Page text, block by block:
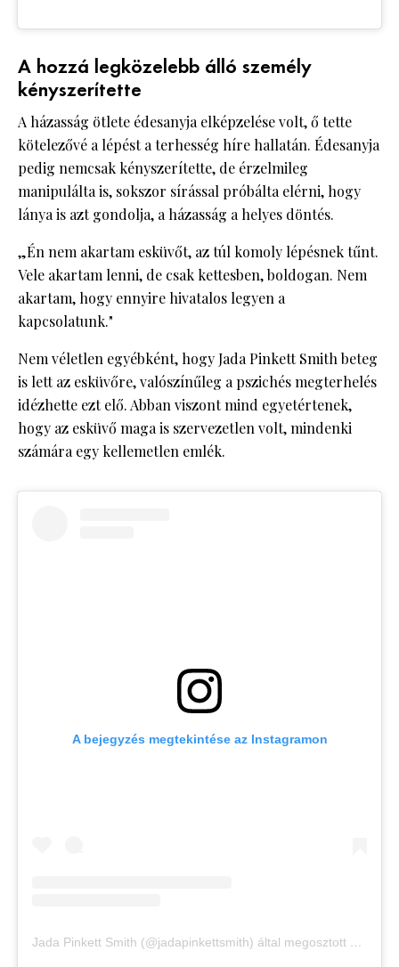
A hozzá legközelebb álló személy
kényszerítette
A házasság ötlete édesanyja elképzelése volt, ő tette
kötelezővé a lépést a terhesség híre hallatán. Édesanyja
pedig nemcsak kényszerítette, de érzelmileg
manipulálta is, sokszor sírással próbálta elérni, hogy
lánya is azt gondolja, a házasság a helyes döntés.
„Én nem akartam esküvőt, az túl komoly lépésnek tűnt.
Vele akartam lenni, de csak kettesben, boldogan. Nem
akartam, hogy ennyire hivatalos legyen a
kapcsolatunk."
Nem véletlen egyébként, hogy Jada Pinkett Smith beteg
is lett az esküvőre, valószínűleg a pszichés megterhelés
idézhette ezt elő. Abban viszont mind egyetértenek,
hogy az esküvő maga is szervezetlen volt, mindenki
számára egy kellemetlen emlék.
A bejegyzés megtekintése az Instagramon
Jada Pinkett Smith (@jadapinkettsmith) által megosztott bejegyzés